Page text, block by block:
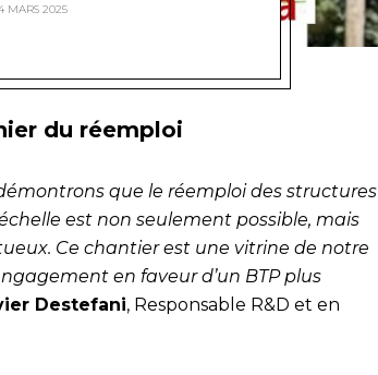
MARS 2025
du réemploi
que le réemploi des structures
est non seulement possible, mais
Ce chantier est une vitrine de notre
en faveur d’un BTP plus
Destefani, Responsable R&D et en